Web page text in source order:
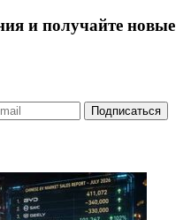
и получайте новые